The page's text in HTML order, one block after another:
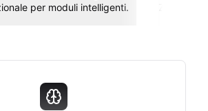
per moduli intelligenti.